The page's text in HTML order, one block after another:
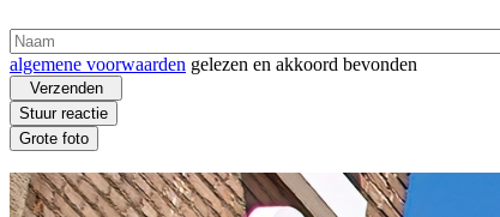
algemene voorwaarden gelezen en akkoord bevonden